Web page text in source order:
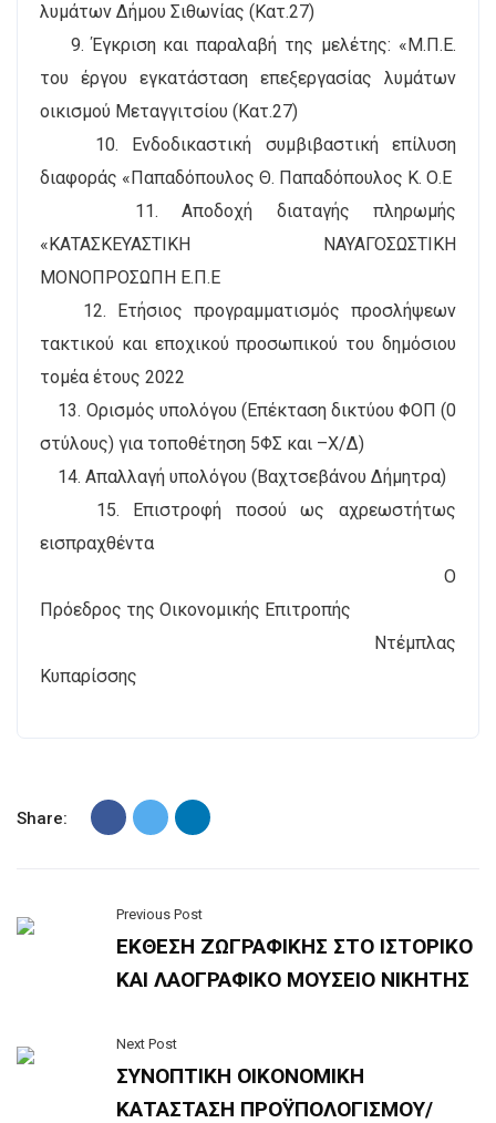
λυμάτων Δήμου Σιθωνίας (Κατ.27)
9. Έγκριση και παραλαβή της μελέτης: «Μ.Π.Ε.
του έργου εγκατάσταση επεξεργασίας λυμάτων
οικισμού Μεταγγιτσίου (Κατ.27)
10. Ενδοδικαστική συμβιβαστική επίλυση
διαφοράς «Παπαδόπουλος Θ. Παπαδόπουλος Κ. Ο.Ε
11. Αποδοχή διαταγής πληρωμής
«ΚΑΤΑΣΚΕΥΑΣΤΙΚΗ ΝΑΥΑΓΟΣΩΣΤΙΚΗ
ΜΟΝΟΠΡΟΣΩΠΗ Ε.Π.Ε
12. Ετήσιος προγραμματισμός προσλήψεων
τακτικού και εποχικού προσωπικού του δημόσιου
τομέα έτους 2022
13. Ορισμός υπολόγου (Επέκταση δικτύου ΦΟΠ (0
στύλους) για τοποθέτηση 5ΦΣ και –Χ/Δ)
14. Απαλλαγή υπολόγου (Βαχτσεβάνου Δήμητρα)
15. Επιστροφή ποσού ως αχρεωστήτως
εισπραχθέντα
Ο
Πρόεδρος της Οικονομικής Επιτροπής
Ντέμπλας
Κυπαρίσσης
Share:
Previous Post
ΕΚΘΕΣΗ ΖΩΓΡΑΦΙΚΗΣ ΣΤΟ ΙΣΤΟΡΙΚΟ
ΚΑΙ ΛΑΟΓΡΑΦΙΚΟ ΜΟΥΣΕΙΟ ΝΙΚΗΤΗΣ
Next Post
ΣΥΝΟΠΤΙΚΗ ΟΙΚΟΝΟΜΙΚΗ
ΚΑΤΑΣΤΑΣΗ ΠΡΟΫΠΟΛΟΓΙΣΜΟΥ/